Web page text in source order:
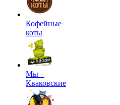
Кофейные
коты
Мы –
Кваковские